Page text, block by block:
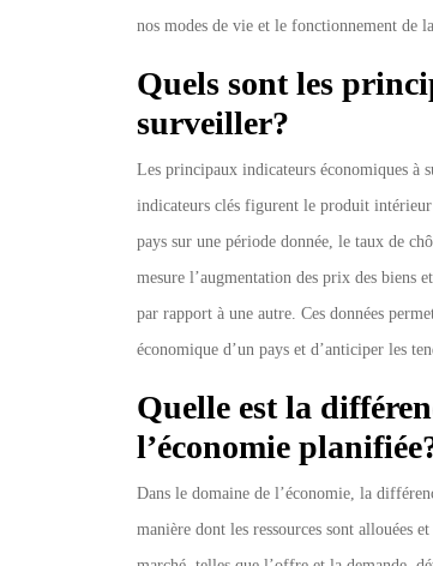
nos modes de vie et le fonctionnement de
Quels sont les
surveiller?
Les principaux indicateurs économiques à
indicateurs clés figurent le produit
pays sur une période donnée, le taux de
mesure l’augmentation des prix des biens
par rapport à une autre. Ces données
économique d’un pays et d’anticiper les
Quelle est la
l’économie
Dans le domaine de l’économie, la
manière dont les ressources sont allouées